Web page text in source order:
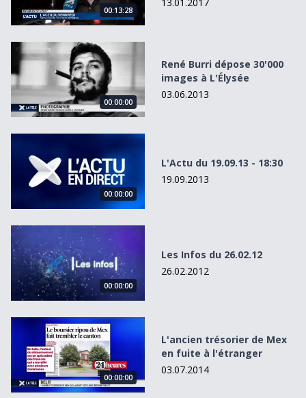
00:13:28
René Burri dépose 30&#039;000 images à L&#039;Élysée
00:00:00
René Burri dépose 30'000
images à L'Élysée
03.06.2013
L&#039;Actu du 19.09.13 - 18:30
00:00:00
L'Actu du 19.09.13 - 18:30
19.09.2013
Les Infos du 26.02.12
00:00:00
Les Infos du 26.02.12
26.02.2012
L&#039;ancien trésorier de Mex en fuite à
00:00:00
L'ancien trésorier de Mex
en fuite à l'étranger
03.07.2014